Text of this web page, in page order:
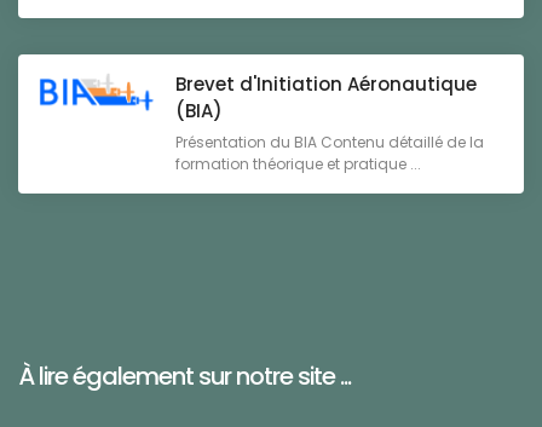
Brevet d'Initiation Aéronautique
(BIA)
Présentation du BIA Contenu détaillé de la
formation théorique et pratique ...
À lire également sur notre site ...